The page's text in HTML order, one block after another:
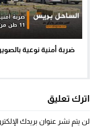
اترك تعليق
لن يتم نشر عنوان بريدك